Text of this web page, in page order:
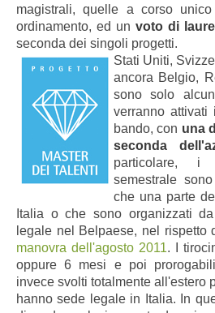
magistrali, quelle a corso
ordinamento, ed un voto di
seconda dei singoli progetti.
Stati Uniti,
ancora Belgio,
sono solo
verranno attivati
bando, con una
seconda
particolare, i
semestrale
che una parte
Italia o che sono organizzati
legale nel Belpaese, nel rispetto
manovra dell'agosto 2011. I
oppure 6 mesi e poi
invece svolti totalmente all'estero
hanno sede legale in Italia. In